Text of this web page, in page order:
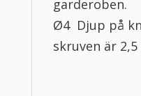
garderoben.
Ø4 Djup på
skruven är 2,5